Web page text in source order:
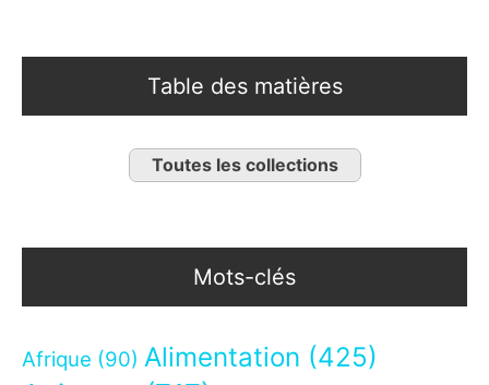
Table des matières
Toutes les collections
Mots-clés
Afrique (90) Alimentation (425)